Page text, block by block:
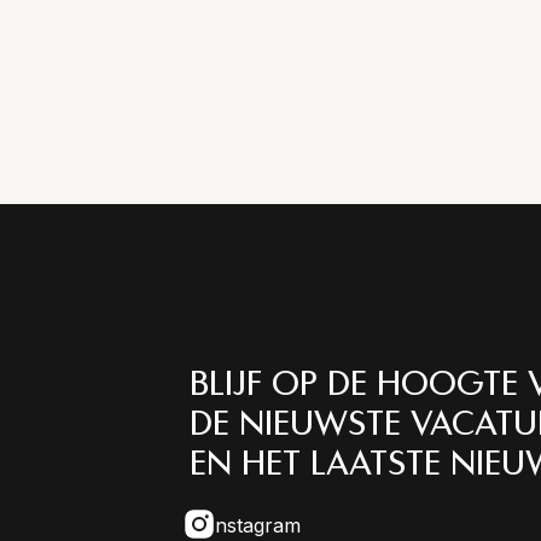
BLIJF OP DE HOOGTE
DE NIEUWSTE
EN HET LAATSTE
Instagram